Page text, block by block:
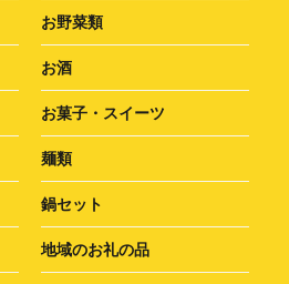
お野菜類
お酒
お菓子・スイーツ
麺類
鍋セット
地域のお礼の品